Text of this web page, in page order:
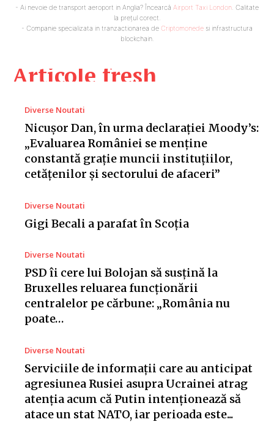
Articole fresh
Diverse Noutati
Nicușor Dan, în urma declarației Moody’s:
„Evaluarea României se menține
constantă grație muncii instituțiilor,
cetățenilor și sectorului de afaceri”
Diverse Noutati
Gigi Becali a parafat în Scoția
Diverse Noutati
PSD îi cere lui Bolojan să susțină la
Bruxelles reluarea funcționării
centralelor pe cărbune: „România nu
poate…
Diverse Noutati
Serviciile de informații care au anticipat
agresiunea Rusiei asupra Ucrainei atrag
atenția acum că Putin intenționează să
atace un stat NATO, iar perioada este...
- Ai nevoie de transport aeroport in Anglia? Încearcă Airport Taxi London. Calitate
la prețul corect.
- Companie specializata in tranzactionarea de Criptomonede si infrastructura
blockchain.